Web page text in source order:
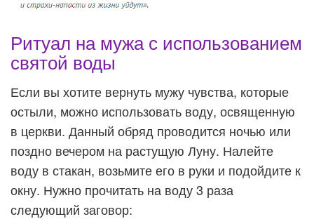
Ритуал на мужа с использованием
святой воды
Если вы хотите вернуть мужу чувства, которые
остыли, можно использовать воду, освященную
в церкви. Данный обряд проводится ночью или
поздно вечером на растущую Луну. Налейте
воду в стакан, возьмите его в руки и подойдите к
окну. Нужно прочитать на воду 3 раза
следующий заговор: